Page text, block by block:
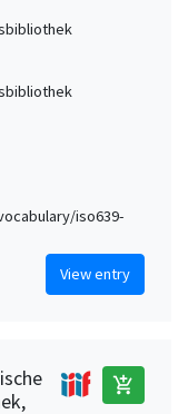
iso639-
View entry
add_shopping_cart